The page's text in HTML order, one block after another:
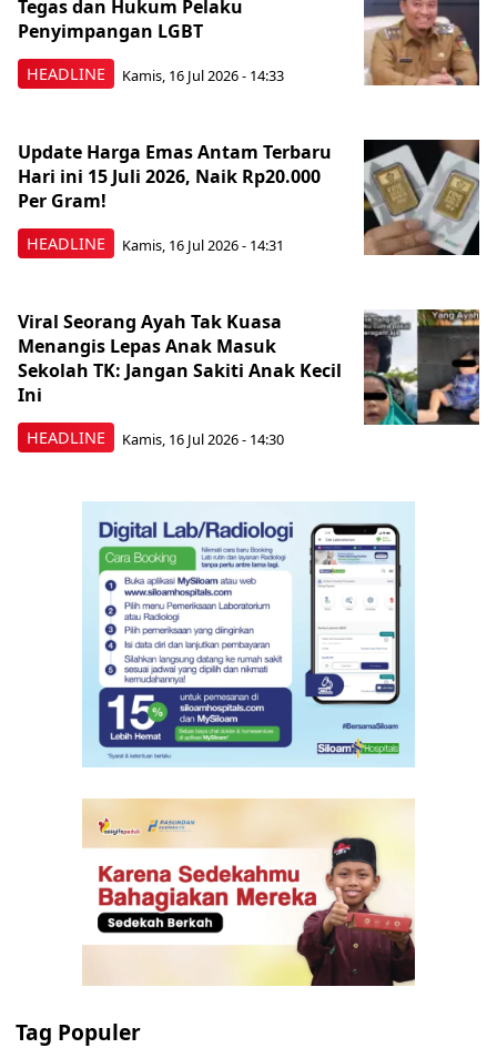
HEADLINE
Tegas dan Hukum Pelaku
Penyimpangan LGBT
Kamis, 16 Jul 2026 - 14:33
HEADLINE
Update Harga Emas Antam Terbaru
Hari ini 15 Juli 2026, Naik Rp20.000
Per Gram!
Kamis, 16 Jul 2026 - 14:31
HEADLINE
Viral Seorang Ayah Tak Kuasa
Menangis Lepas Anak Masuk
Sekolah TK: Jangan Sakiti Anak Kecil
Ini
Kamis, 16 Jul 2026 - 14:30
Tag Populer